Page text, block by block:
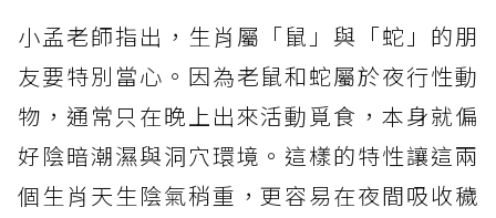
小孟老師指出，生肖屬「鼠」與「蛇」的朋
友要特別當心。因為老鼠和蛇屬於夜行性動
物，通常只在晚上出來活動覓食，本身就偏
好陰暗潮濕與洞穴環境。這樣的特性讓這兩
個生肖天生陰氣稍重，更容易在夜間吸收穢